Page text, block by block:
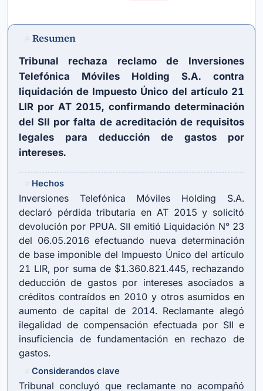
Resumen
Tribunal rechaza reclamo de Inversiones
Telefónica Móviles Holding S.A. contra
liquidación de Impuesto Único del artículo 21
LIR por AT 2015, confirmando determinación
del SII por falta de acreditación de requisitos
legales para deducción de gastos por
intereses.
Hechos
Inversiones Telefónica Móviles Holding S.A.
declaró pérdida tributaria en AT 2015 y solicitó
devolución por PPUA. SII emitió Liquidación N° 23
del 06.05.2016 efectuando nueva determinación
de base imponible del Impuesto Único del artículo
21 LIR, por suma de $1.360.821.445, rechazando
deducción de gastos por intereses asociados a
créditos contraídos en 2010 y otros asumidos en
aumento de capital de 2014. Reclamante alegó
ilegalidad de compensación efectuada por SII e
insuficiencia de fundamentación en rechazo de
gastos.
Considerandos clave
Tribunal concluyó que reclamante no acompañó